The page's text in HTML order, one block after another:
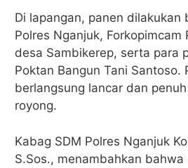
Di lapangan, panen dilakukan
Polres Nganjuk, Forkopimcam
desa Sambikerep, serta para
Poktan Bangun Tani Santoso.
berlangsung lancar dan
royong.
Kabag SDM Polres Nganjuk
S.Sos., menambahkan bahwa